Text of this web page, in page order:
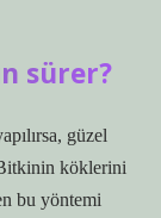
sürer?
güzel
köklerini
bu yöntemi